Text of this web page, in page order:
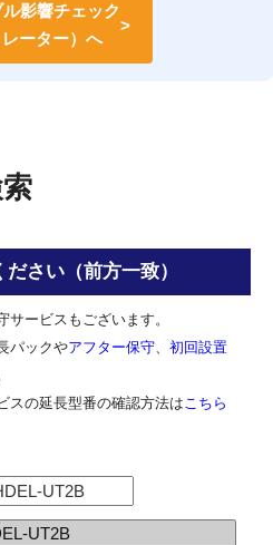
影響チェック
レーター）へ
さい（前方一致）
ービスもございます。
パックやアフター保守
初回設置
スの延長型番の確認方法は こちら